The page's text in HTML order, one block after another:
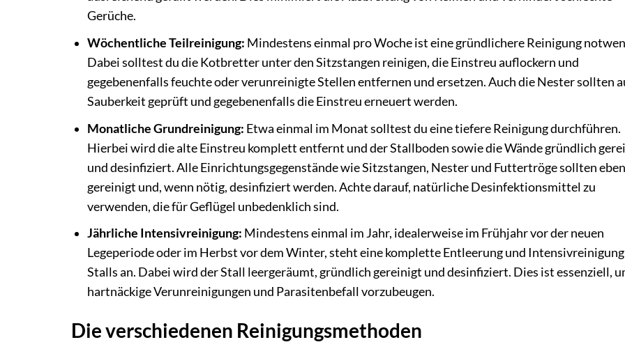
Gerüche.
Wöchentliche Teilreinigung: Mindestens einmal pro Woche ist eine gründlichere Reinigung
Dabei solltest du die Kotbretter unter den Sitzstangen reinigen, die Einstreu auflockern und
gegebenenfalls feuchte oder verunreinigte Stellen entfernen und ersetzen. Auch die Nester sollten
Sauberkeit geprüft und gegebenenfalls die Einstreu erneuert werden.
Monatliche Grundreinigung: Etwa einmal im Monat solltest du eine tiefere Reinigung durchführen.
Hierbei wird die alte Einstreu komplett entfernt und der Stallboden sowie die Wände gründlich
und desinfiziert. Alle Einrichtungsgegenstände wie Sitzstangen, Nester und Futtertröge sollten
gereinigt und, wenn nötig, desinfiziert werden. Achte darauf, natürliche Desinfektionsmittel zu
verwenden, die für Geflügel unbedenklich sind.
Jährliche Intensivreinigung: Mindestens einmal im Jahr, idealerweise im Frühjahr vor der neuen
Legeperiode oder im Herbst vor dem Winter, steht eine komplette Entleerung und Intensivreinigung
Stalls an. Dabei wird der Stall leergeräumt, gründlich gereinigt und desinfiziert. Dies ist essenziell,
hartnäckige Verunreinigungen und Parasitenbefall vorzubeugen.
Die verschiedenen Reinigungsmethoden